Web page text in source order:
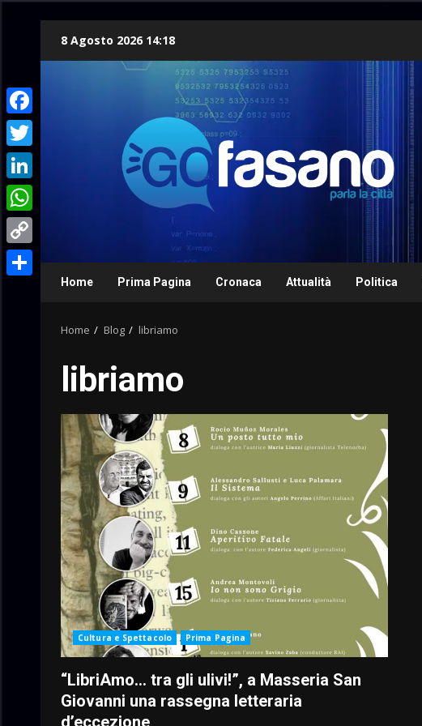
8 Agosto 2026 14:18
Home Prima Pagina Cronaca Attualità Politica
Home Blog libriamo
libriamo
Cultura e Spettacolo Prima Pagina
“LibriAmo… tra gli ulivi!”, a Masseria San
Giovanni una rassegna letteraria
d’eccezione
Facebook
Twitter
LinkedIn
WhatsApp
Copy